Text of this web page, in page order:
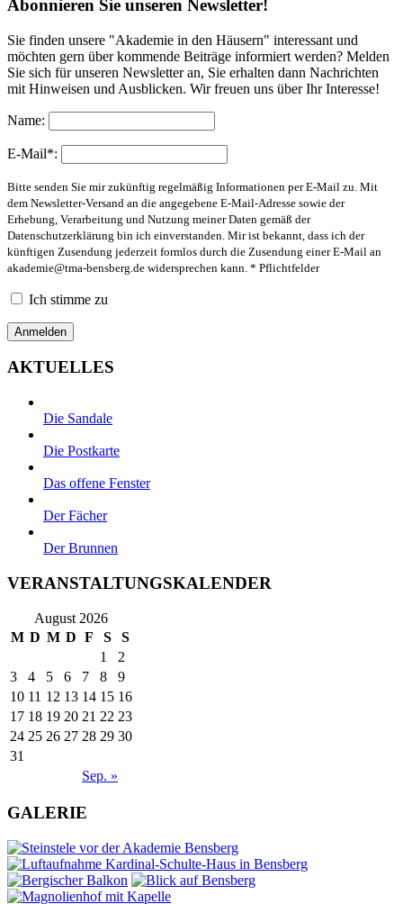
Abonnieren Sie unseren Newsletter!
Sie finden unsere "Akademie in den Häusern" interessant und
möchten gern über kommende Beiträge informiert werden? Melden
Sie sich für unseren Newsletter an, Sie erhalten dann Nachrichten
mit Hinweisen und Ausblicken. Wir freuen uns über Ihr Interesse!
Name:
E-Mail*:
Bitte senden Sie mir zukünftig regelmäßig Informationen per E-Mail zu. Mit
dem Newsletter-Versand an die angegebene E-Mail-Adresse sowie der
Erhebung, Verarbeitung und Nutzung meiner Daten gemäß der
Datenschutzerklärung bin ich einverstanden. Mir ist bekannt, dass ich der
künftigen Zusendung jederzeit formlos durch die Zusendung einer E-Mail an
akademie@tma-bensberg.de widersprechen kann. * Pflichtfelder
Ich stimme zu
AKTUELLES
Die Sandale
Die Postkarte
Das offene Fenster
Der Fächer
Der Brunnen
VERANSTALTUNGSKALENDER
August 2026
M D M D F S S
Sep. »
1
2
3
4 5 6 7 8
9
10 11 12 13 14 15 16
17 18 19 20 21 22 23
24 25 26 27 28 29 30
31
GALERIE